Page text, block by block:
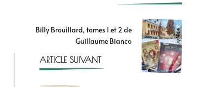
Billy Brouillard, tomes 1 et 2 de
Guillaume Bianco
ARTICLE SUIVANT